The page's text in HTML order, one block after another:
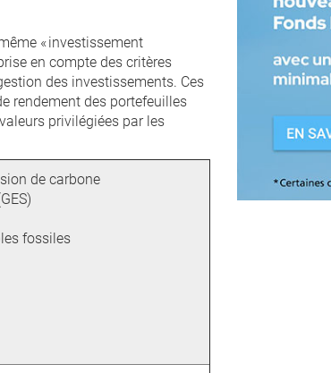
« investissement
en compte des critères
des investissements. Ces
rendement des portefeuilles
privilégiées par les
de carbone
fossiles